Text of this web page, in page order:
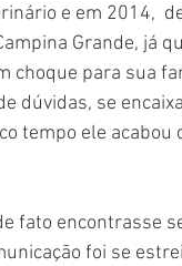
e em 2014,
Grande, já
choque para sua
dúvidas, se
tempo ele
fato encontrasse
foi se